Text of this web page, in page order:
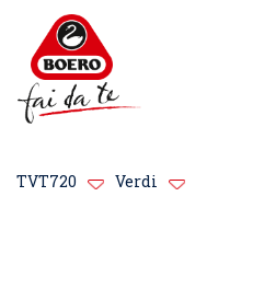
TVT720 Verdi